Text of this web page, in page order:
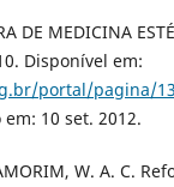
DE MEDICINA
Disponível em:
portal/pagina/
em: 10 set. 2012.
W. A. C.